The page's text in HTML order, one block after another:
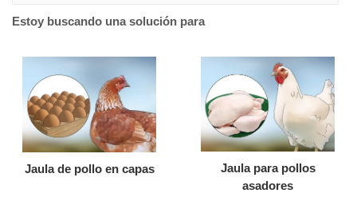
Estoy buscando una solución para
Jaula de pollo en capas
Jaula para pollos
asadores